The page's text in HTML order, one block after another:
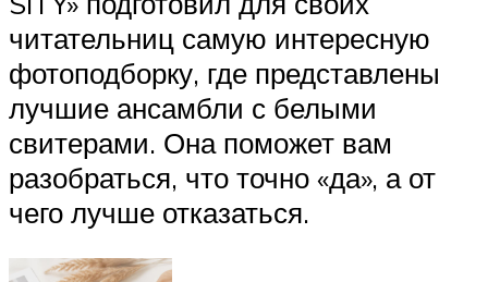
читательниц самую интересную
фотоподборку, где представлены
лучшие ансамбли с белыми
свитерами. Она поможет вам
разобраться, что точно «да», а от
чего лучше отказаться.